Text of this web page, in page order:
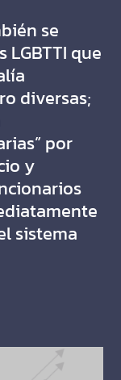
se
que
diversas;
por
y
sistema